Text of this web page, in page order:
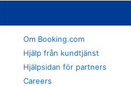
Om Booking.com
Hjälp från kundtjänst
Hjälpsidan för partners
Careers